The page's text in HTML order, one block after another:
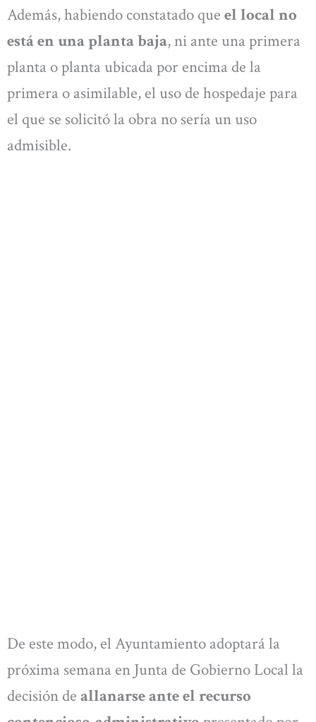
Además, habiendo constatado que el local no
está en una planta baja, ni ante una primera
planta o planta ubicada por encima de la
primera o asimilable, el uso de hospedaje para
el que se solicitó la obra no sería un uso
admisible.
De este modo, el Ayuntamiento adoptará la
próxima semana en Junta de Gobierno Local la
decisión de allanarse ante el recurso